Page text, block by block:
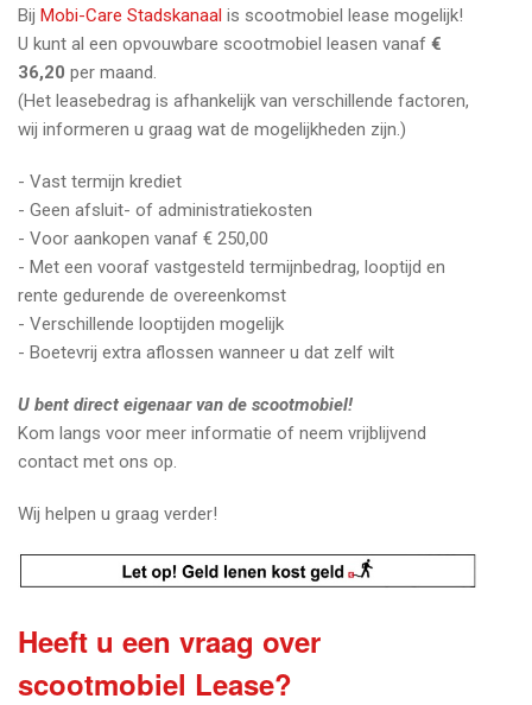
Bij Mobi-Care Stadskanaal is scootmobiel lease mogelijk!
U kunt al een opvouwbare scootmobiel leasen vanaf €
36,20 per maand.
(Het leasebedrag is afhankelijk van verschillende factoren,
wij informeren u graag wat de mogelijkheden zijn.)
- Vast termijn krediet
- Geen afsluit- of administratiekosten
- Voor aankopen vanaf € 250,00
- Met een vooraf vastgesteld termijnbedrag, looptijd en
rente gedurende de overeenkomst
- Verschillende looptijden mogelijk
- Boetevrij extra aflossen wanneer u dat zelf wilt
U bent direct eigenaar van de scootmobiel!
Kom langs voor meer informatie of neem vrijblijvend
contact met ons op.
Wij helpen u graag verder!
Heeft u een vraag over
scootmobiel Lease?